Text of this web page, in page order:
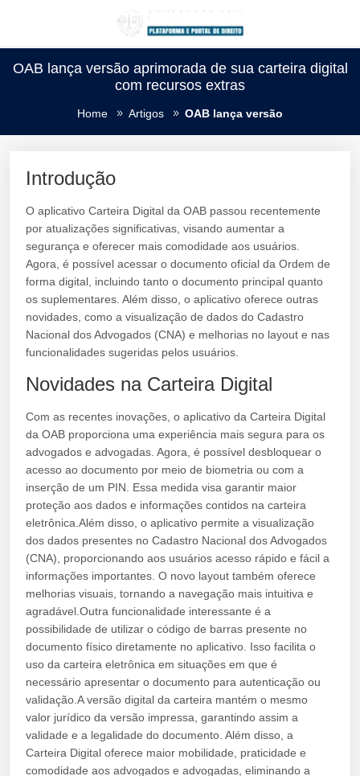
OAB lança versão aprimorada de sua carteira digital
com recursos extras
Home Artigos OAB lança versão
Introdução
O aplicativo Carteira Digital da OAB passou recentemente
por atualizações significativas, visando aumentar a
segurança e oferecer mais comodidade aos usuários.
Agora, é possível acessar o documento oficial da Ordem de
forma digital, incluindo tanto o documento principal quanto
os suplementares. Além disso, o aplicativo oferece outras
novidades, como a visualização de dados do Cadastro
Nacional dos Advogados (CNA) e melhorias no layout e nas
funcionalidades sugeridas pelos usuários.
Novidades na Carteira Digital
Com as recentes inovações, o aplicativo da Carteira Digital
da OAB proporciona uma experiência mais segura para os
advogados e advogadas. Agora, é possível desbloquear o
acesso ao documento por meio de biometria ou com a
inserção de um PIN. Essa medida visa garantir maior
proteção aos dados e informações contidos na carteira
eletrônica.Além disso, o aplicativo permite a visualização
dos dados presentes no Cadastro Nacional dos Advogados
(CNA), proporcionando aos usuários acesso rápido e fácil a
informações importantes. O novo layout também oferece
melhorias visuais, tornando a navegação mais intuitiva e
agradável.Outra funcionalidade interessante é a
possibilidade de utilizar o código de barras presente no
documento físico diretamente no aplicativo. Isso facilita o
uso da carteira eletrônica em situações em que é
necessário apresentar o documento para autenticação ou
validação.A versão digital da carteira mantém o mesmo
valor jurídico da versão impressa, garantindo assim a
validade e a legalidade do documento. Além disso, a
Carteira Digital oferece maior mobilidade, praticidade e
comodidade aos advogados e advogadas, eliminando a